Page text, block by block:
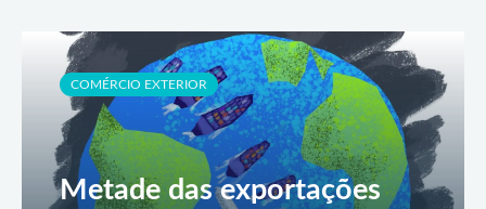
COMÉRCIO EXTERIOR
Metade das exportações